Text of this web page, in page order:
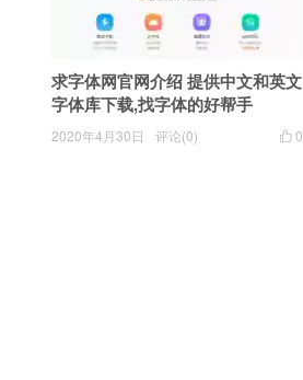
求字体网官网介绍 提供中文和英文
字体库下载,找字体的好帮手
 0
2020年4月30日 评论(0)